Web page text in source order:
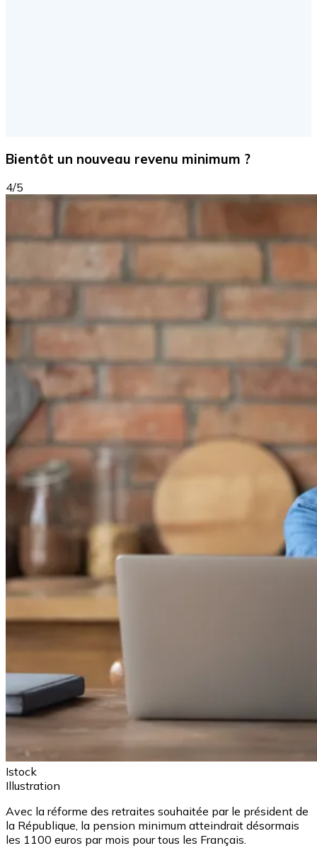
Bientôt un nouveau revenu minimum ?
4/5
Istock
Illustration
Avec la réforme des retraites souhaitée par le président de
la République, la pension minimum atteindrait désormais
les 1100 euros par mois pour tous les Français.